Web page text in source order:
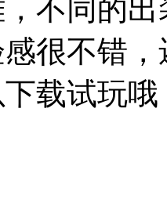
不同的
很不错
载试玩哦